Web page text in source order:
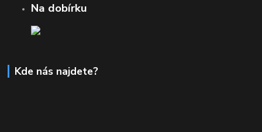
Na dobírku
Kde nás najdete?